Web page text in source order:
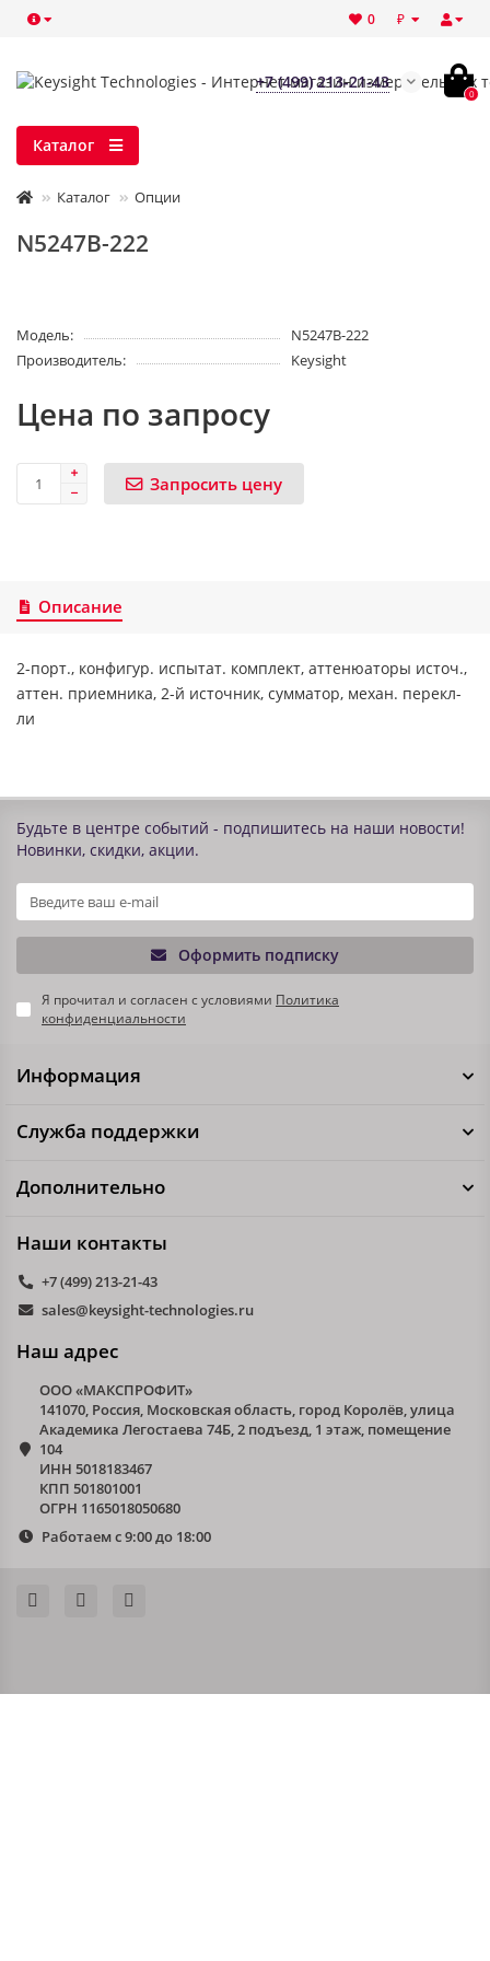
₽
0
+7 (499) 213-21-43
0
Каталог
Каталог Опции
N5247B-222
Модель:
N5247B-222
Производитель:
Keysight
Цена по запросу
Запросить цену
Описание
2-порт., конфигур. испытат. комплект, аттенюаторы источ.,
аттен. приемника, 2-й источник, сумматор, механ. перекл-
ли
Будьте в центре событий - подпишитесь на наши новости!
Новинки, скидки, акции.
Оформить подписку
Я прочитал и согласен с условиями Политика
конфиденциальности
Информация
Служба поддержки
Дополнительно
Наши контакты
+7 (499) 213-21-43
sales@keysight-technologies.ru
Наш адрес
ООО «МАКСПРОФИТ»
141070, Россия, Московская область, город Королёв, улица
Академика Легостаева 74Б, 2 подъезд, 1 этаж, помещение
104
ИНН 5018183467
КПП 501801001
ОГРН 1165018050680
Работаем с 9:00 до 18:00